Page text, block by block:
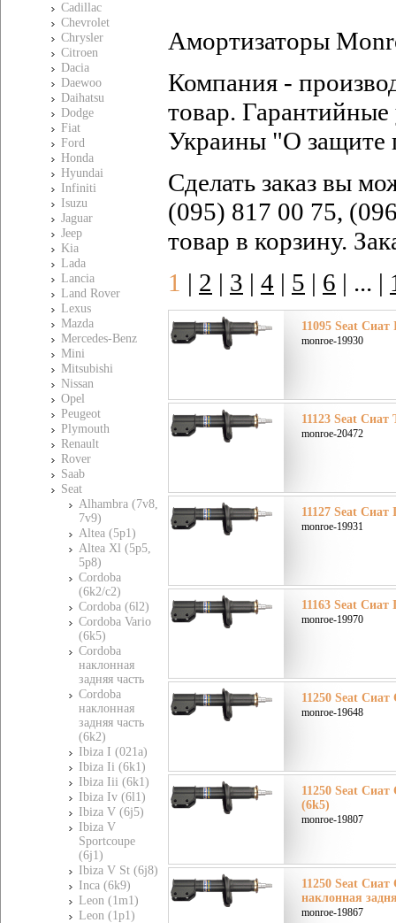
Cadillac
Chevrolet
Chrysler
Citroen
Dacia
Daewoo
Daihatsu
Dodge
Fiat
Ford
Honda
Hyundai
Infiniti
Isuzu
Jaguar
Jeep
Kia
Lada
Lancia
Land Rover
Lexus
Mazda
Mercedes-Benz
Mini
Mitsubishi
Nissan
Opel
Peugeot
Plymouth
Renault
Rover
Saab
Seat
Alhambra (7v8,
7v9)
Altea (5p1)
Altea Xl (5p5,
5p8)
Cordoba
(6k2/c2)
Cordoba (6l2)
Cordoba Vario
(6k5)
Cordoba
наклонная
задняя часть
Cordoba
наклонная
задняя часть
(6k2)
Ibiza I (021a)
Ibiza Ii (6k1)
Ibiza Iii (6k1)
Ibiza Iv (6l1)
Ibiza V (6j5)
Ibiza V
Sportcoupe
(6j1)
Ibiza V St (6j8)
Inca (6k9)
Leon (1m1)
Leon (1p1)
Амортизаторы
Компания -
товар. Гарантийные
Украины "О защите
Сделать заказ вы
(095) 817 00 75,
товар в корзину.
1 | 2 | 3 | 4 | 5 | 6 | ... |
11095 Seat
monroe-19930
11123 Seat Сиат
monroe-20472
11127 Seat Сиат
monroe-19931
11163 Seat
monroe-19970
11250 Seat
monroe-19648
11250 Seat
(6k5)
monroe-19807
11250 Seat Сиат
наклонная
monroe-19867